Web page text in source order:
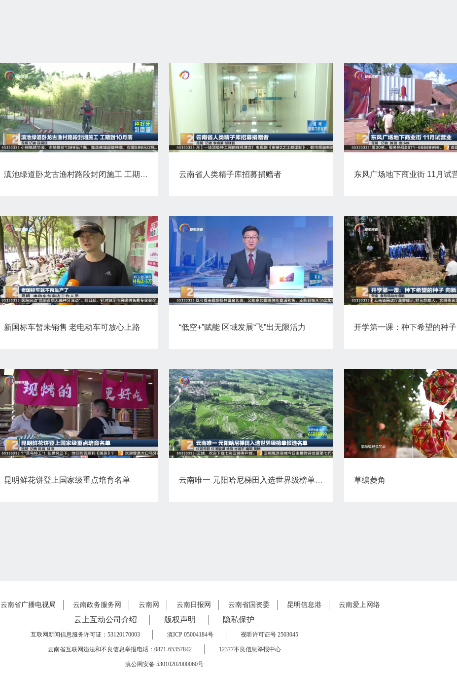
滇池绿道卧龙古渔村路段封闭施工 工期到10月底 云南省人类精子库招募捐赠者 东风广场地下商业街 11月试
新国标车暂未销售 老电动车可放心上路 “低空+”赋能 区域发展“飞”出无限活力 开学第一课：种下希望的种
昆明鲜花饼登上国家级重点培育名单 云南唯一 元阳哈尼梯田入选世界级榜单候选名单 草编菱角
云南省广播电视局 云南政务服务网 云南网 云南日报网 云南省国资委 昆明信息港 云南爱上网络
云上互动公司介绍 版权声明 隐私保护
互联网新闻信息服务许可证：53120170003 滇ICP 05004184号 视听许可证号 2503045
云南省互联网违法和不良信息举报电话：0871-65357842 12377不良信息举报中心
滇公网安备 53010202000060号